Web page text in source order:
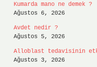
Kumarda mano ne demek ?
Ağustos 6, 2026
Avdet nedir ?
Ağustos 5, 2026
Alloblast tedavisinin
Ağustos 3, 2026